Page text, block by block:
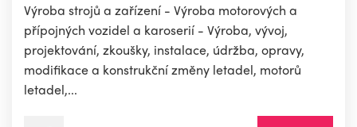
Výroba strojů a zařízení - Výroba motorových a
přípojných vozidel a karoserií - Výroba, vývoj,
projektování, zkoušky, instalace, údržba, opravy,
modifikace a konstrukční změny letadel, motorů
letadel,...